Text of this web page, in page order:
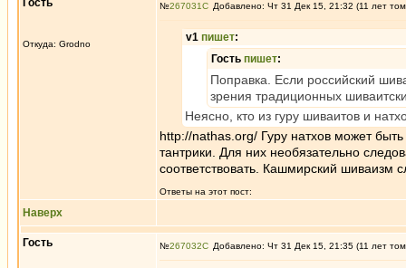
Гость
Откуда: Grodno
№267031 Добавлено: Чт 31 Дек 15, 21:32 (11 лет
v1 пишет:
Гость пишет:
Поправка. Если российский
зрения традиционных
Неясно, кто из гуру шиваитов и
http://nathas.org/ Гуру натхов может
тантрики. Для них необязательно
соответствовать. Кашмирский шиваизм
Ответы на этот пост:
Наверх
Гость №267032 Добавлено: Чт 31 Дек 15, 21:35 (11 лет